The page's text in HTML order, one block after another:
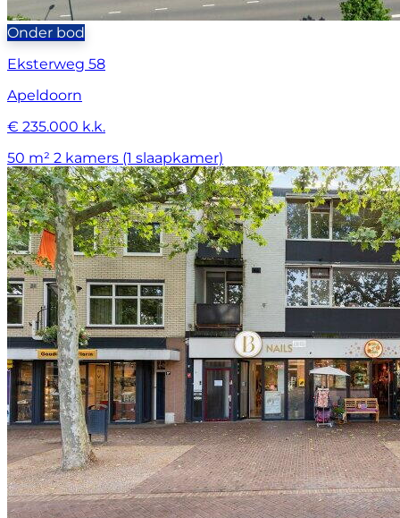
Onder bod
Eksterweg 58
Apeldoorn
€ 235.000 k.k.
50 m² 2 kamers (1 slaapkamer)